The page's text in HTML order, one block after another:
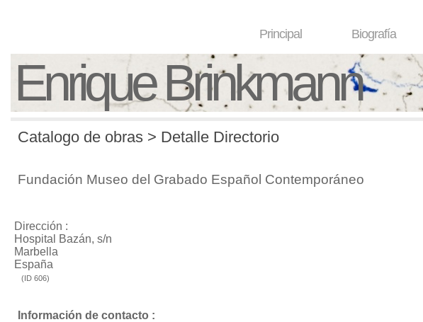
Principal Biografía
Enrique Brinkmann
Catalogo de obras > Detalle Directorio
Fundación Museo del Grabado Español Contemporáneo
Dirección :
Hospital Bazán, s/n
Marbella
España
(ID 606)
Información de contacto :